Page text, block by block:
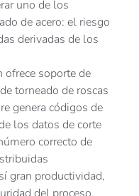
uno de los
de acero: el riesgo
derivadas de los
ofrece soporte de
torneado de roscas
genera códigos de
los datos de corte
correcto de
gran productividad,